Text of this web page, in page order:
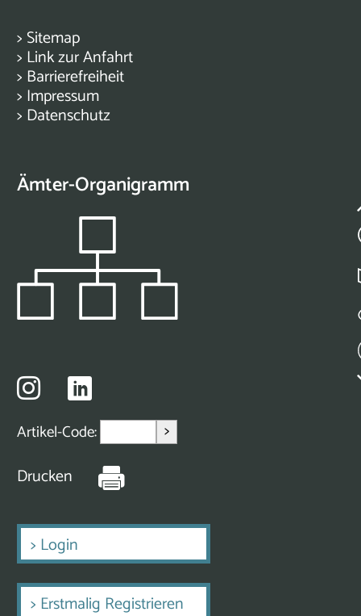
> Sitemap
> Link zur Anfahrt
> Barrierefreiheit
> Impressum
> Datenschutz
Ämter-Organigramm
Artikel-Code: >
Drucken
> Login
> Erstmalig Registrieren